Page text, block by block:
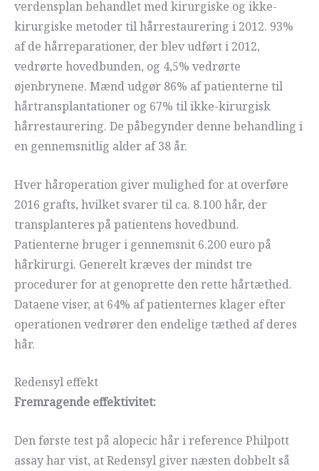
verdensplan behandlet med kirurgiske og ikke-
kirurgiske metoder til hårrestaurering i 2012. 93%
af de hårreparationer, der blev udført i 2012,
vedrørte hovedbunden, og 4,5% vedrørte
øjenbrynene. Mænd udgør 86% af patienterne til
hårtransplantationer og 67% til ikke-kirurgisk
hårrestaurering. De påbegynder denne behandling i
en gennemsnitlig alder af 38 år.
Hver håroperation giver mulighed for at overføre
2016 grafts, hvilket svarer til ca. 8.100 hår, der
transplanteres på patientens hovedbund.
Patienterne bruger i gennemsnit 6.200 euro på
hårkirurgi. Generelt kræves der mindst tre
procedurer for at genoprette den rette hårtæthed.
Dataene viser, at 64% af patienternes klager efter
operationen vedrører den endelige tæthed af deres
hår.
Redensyl effekt
Fremragende effektivitet:
Den første test på alopecic hår i reference Philpott
assay har vist, at Redensyl giver næsten dobbelt så